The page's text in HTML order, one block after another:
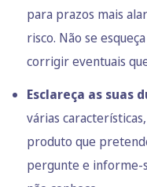
para prazos mais
risco. Não se
corrigir eventuais
Esclareça as suas
várias
produto que
pergunte e informe-